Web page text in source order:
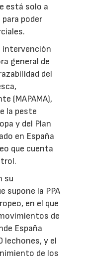
está solo a
poder
intervención
general de
del
(MAPAMA),
la peste
y del Plan
en España
que cuenta
su
supone la PPA
en el que
de
España
lechones, y el
de los